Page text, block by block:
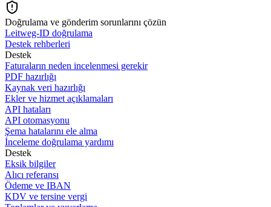
Doğrulama ve gönderim sorunlarını çözün
Leitweg-ID doğrulama
Destek rehberleri
Destek
Faturaların neden incelenmesi gerekir
PDF hazırlığı
Kaynak veri hazırlığı
Ekler ve hizmet açıklamaları
API hataları
API otomasyonu
Şema hatalarını ele alma
İnceleme doğrulama yardımı
Destek
Eksik bilgiler
Alıcı referansı
Ödeme ve IBAN
KDV ve tersine vergi